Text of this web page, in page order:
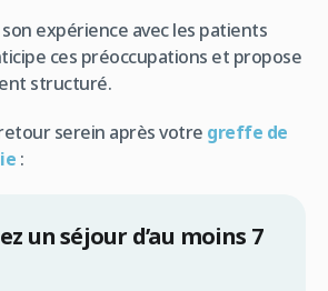
expérience avec les patients
ces préoccupations et propose
structuré.
serein après votre greffe de
:
un séjour d’au moins 7